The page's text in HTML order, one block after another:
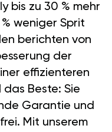
bis zu 30 % mehr
weniger Sprit
berichten von
der
effizienteren
Beste: Sie
Garantie und
Mit unserem